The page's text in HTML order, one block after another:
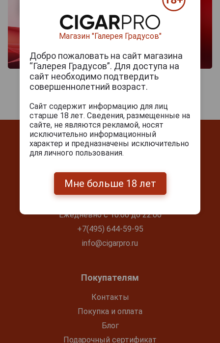
Контакты
г. Москва, Серпуховский вал, д. 5
Ежедневно с 10:00 до 22:00
+7(495) 644-59-95
info@cigarpro.ru
Покупателям
Контакты
Покупка и оплата
Блог
Подарочный сертификат
Магазин "Галерея Градусов"
Добро пожаловать на сайт магазина
“Галерея Градусов”. Для доступа на
сайт необходимо подтвердить
совершеннолетний возраст.
Сайт содержит информацию для лиц
старше 18 лет. Сведения, размещенные на
сайте, не являются рекламой, носят
исключительно информационный
характер и предназначены исключительно
для личного пользования.
Мне больше 18 лет